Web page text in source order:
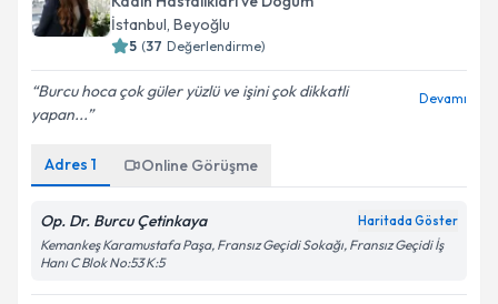
İstanbul, Beyoğlu
5 (37 Değerlendirme)
Burcu hoca çok güler yüzlü ve işini çok dikkatli
yapan...
Devamı
Adres 1 Online Görüşme
Op. Dr. Burcu Çetinkaya Haritada Göster
Kemankeş Karamustafa Paşa, Fransız Geçidi Sokağı, Fransız Geçidi İş
Hanı C Blok No:53 K:5